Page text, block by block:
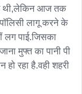
थी,लेकिन आज तक
लागू करने के
लग पाई.जिसका
मुफ्त का पानी पी
रहा है.वही शहरी